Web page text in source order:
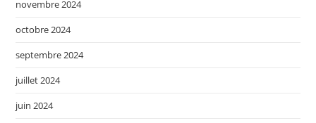
novembre 2024
octobre 2024
septembre 2024
juillet 2024
juin 2024